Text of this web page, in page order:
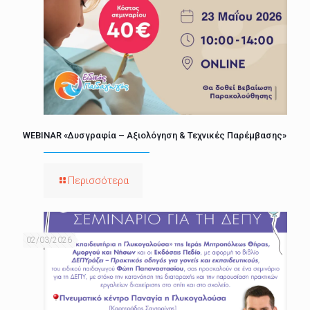
WEBINAR «Δυσγραφία – Αξιολόγηση & Τεχνικές Παρέμβασης»
Περισσότερα
02/03/2026